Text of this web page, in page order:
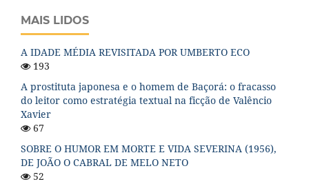
MAIS LIDOS
A IDADE MÉDIA REVISITADA POR UMBERTO ECO
193
A prostituta japonesa e o homem de Baçorá: o fracasso
do leitor como estratégia textual na ficção de Valêncio
Xavier
67
SOBRE O HUMOR EM MORTE E VIDA SEVERINA (1956),
DE JOÃO O CABRAL DE MELO NETO
52